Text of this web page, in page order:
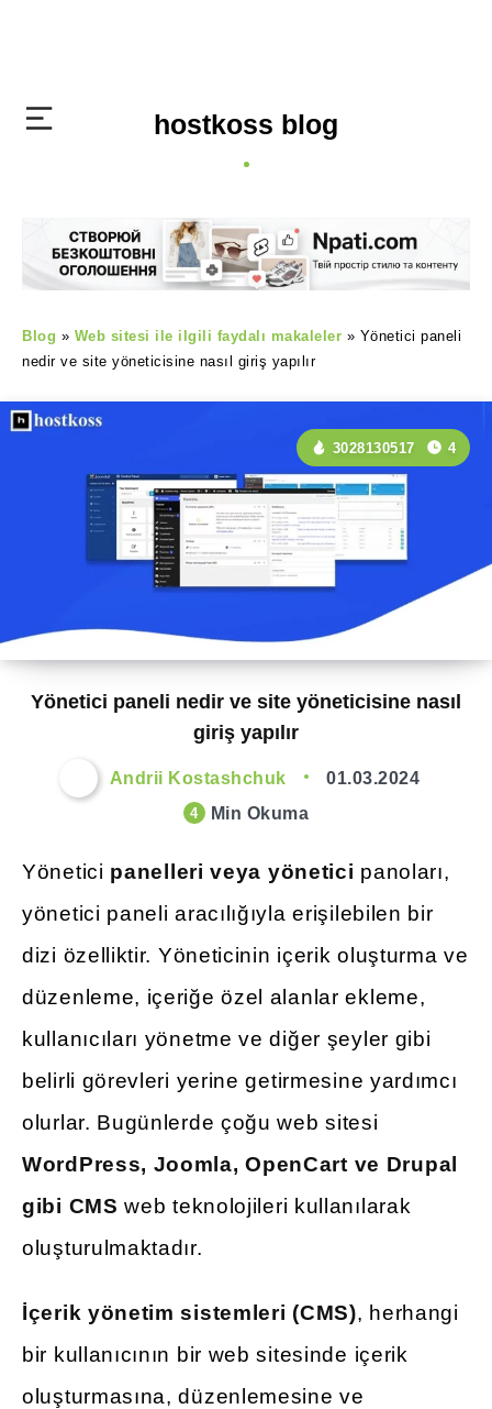
hostkoss blog
Blog » Web sitesi ile ilgili faydalı makaleler » Yönetici paneli
nedir ve site yöneticisine nasıl giriş yapılır
Yönetici paneli nedir ve site yöneticisine nasıl
giriş yapılır
3028130517 4
Andrii Kostashchuk 01.03.2024
4 Min Okuma
Yönetici panelleri veya yönetici panoları,
yönetici paneli aracılığıyla erişilebilen bir
dizi özelliktir. Yöneticinin içerik oluşturma ve
düzenleme, içeriğe özel alanlar ekleme,
kullanıcıları yönetme ve diğer şeyler gibi
belirli görevleri yerine getirmesine yardımcı
olurlar. Bugünlerde çoğu web sitesi
WordPress, Joomla, OpenCart ve Drupal
gibi CMS web teknolojileri kullanılarak
oluşturulmaktadır.
İçerik yönetim sistemleri (CMS), herhangi
bir kullanıcının bir web sitesinde içerik
oluşturmasına, düzenlemesine ve